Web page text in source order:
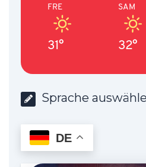
FRE
31°
SAM
32°
Sprache
DE